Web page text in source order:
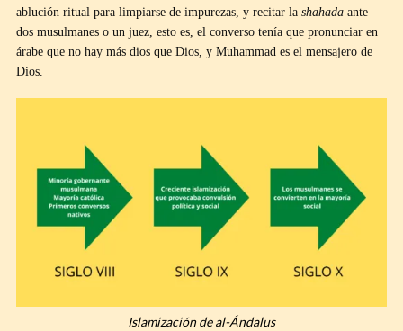
ablución ritual para limpiarse de impurezas, y recitar la shahada ante
dos musulmanes o un juez, esto es, el converso tenía que pronunciar en
árabe que no hay más dios que Dios, y Muhammad es el mensajero de
Dios.
Islamización de al-Ándalus